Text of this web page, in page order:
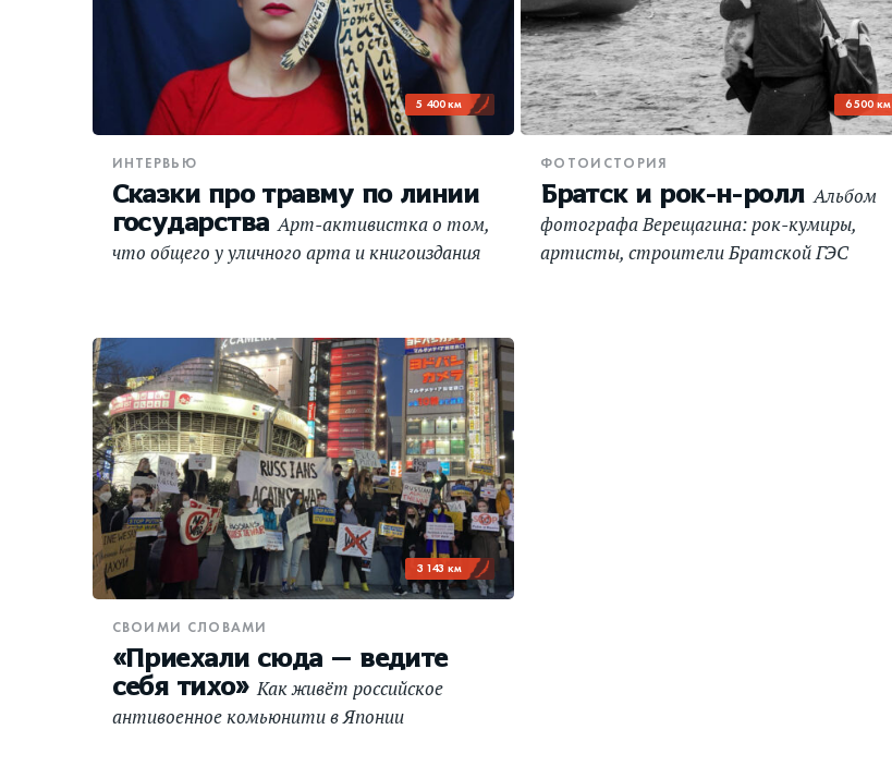
5 400 км
ИНТЕРВЬЮ
Сказки про травму по линии
государства Арт-активистка о том,
что общего у уличного арта и книгоиздания
6 500 км
ФОТОИСТОРИЯ
Братск и рок-н-роллАльбом
фотографа Верещагина: рок-кумиры,
артисты, строители Братской ГЭС
3 143 км
СВОИМИ СЛОВАМИ
«Приехали сюда — ведите
себя тихо»Как живёт российское
антивоенное комьюнити в Японии